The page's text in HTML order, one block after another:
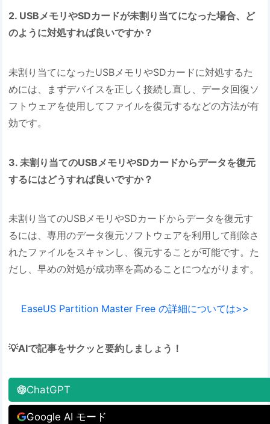
2. USBメモリやSDカードが未割り当てになった場合、ど
のように対処すれば良いですか？
未割り当てになったUSBメモリやSDカードに対処するた
めには、まずデバイスを正しく接続し直し、データ回復ソ
フトウェアを使用してファイルを復元するなどの方法が有
効です。
3. 未割り当てのUSBメモリやSDカードからデータを復元
するにはどうすれば良いですか？
未割り当てのUSBメモリやSDカードからデータを復元す
るには、専用のデータ復元ソフトウェアを利用して削除さ
れたファイルをスキャンし、復元することが可能です。た
だし、早めの対処が成功率を高めることにつながります。
EaseUS Partition Master Free の詳細については>>
💡AIで記事をサクッと要約しましょう！
ChatGPT
Google AI モード